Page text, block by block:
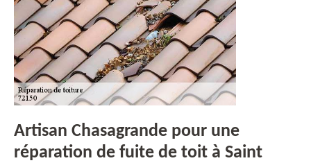
Artisan Chasagrande pour une
réparation de fuite de toit à Saint